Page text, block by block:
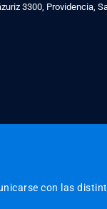
3300, Providencia,
con las